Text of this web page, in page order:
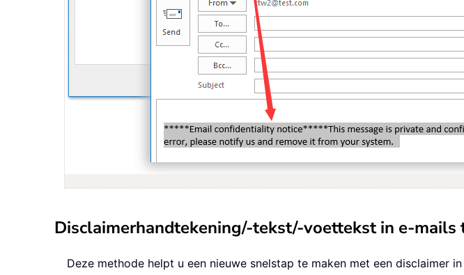
Disclaimerhandtekening/-tekst/-voettekst in e-
Deze methode helpt u een nieuwe snelstap te maken met een